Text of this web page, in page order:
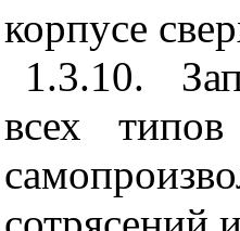
корпусе
1.3.10.
всех